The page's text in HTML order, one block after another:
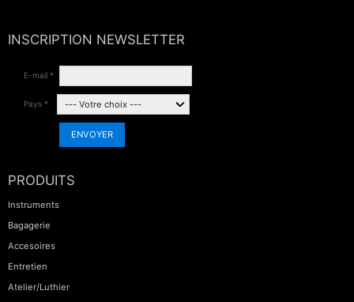
INSCRIPTION NEWSLETTER
E-mail *
Pays *
ENVOYER
PRODUITS
Instruments
Bagagerie
Accesoires
Entretien
Atelier/Luthier